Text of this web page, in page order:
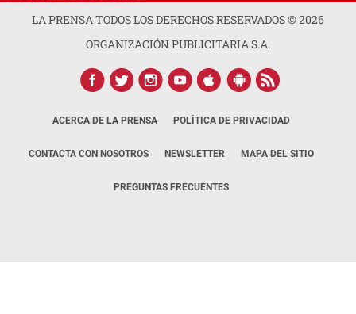
LA PRENSA TODOS LOS DERECHOS RESERVADOS ©2026
ORGANIZACIÓN PUBLICITARIA S.A.
ACERCA DE LA PRENSA POLÍTICA DE PRIVACIDAD
CONTACTA CON NOSOTROS NEWSLETTER MAPA DEL SITIO
PREGUNTAS FRECUENTES